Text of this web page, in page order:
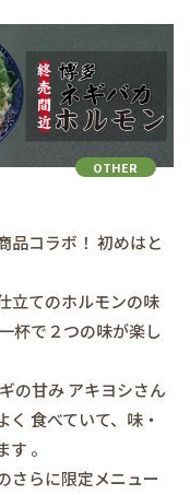
記
事
一
覧
質問
OTHER
品コラボ！ 初めはと
立てのホルモンの味
杯で２つの味が楽し
の甘み アキヨシさん
食べていて、味・
。
さらに限定メニュー